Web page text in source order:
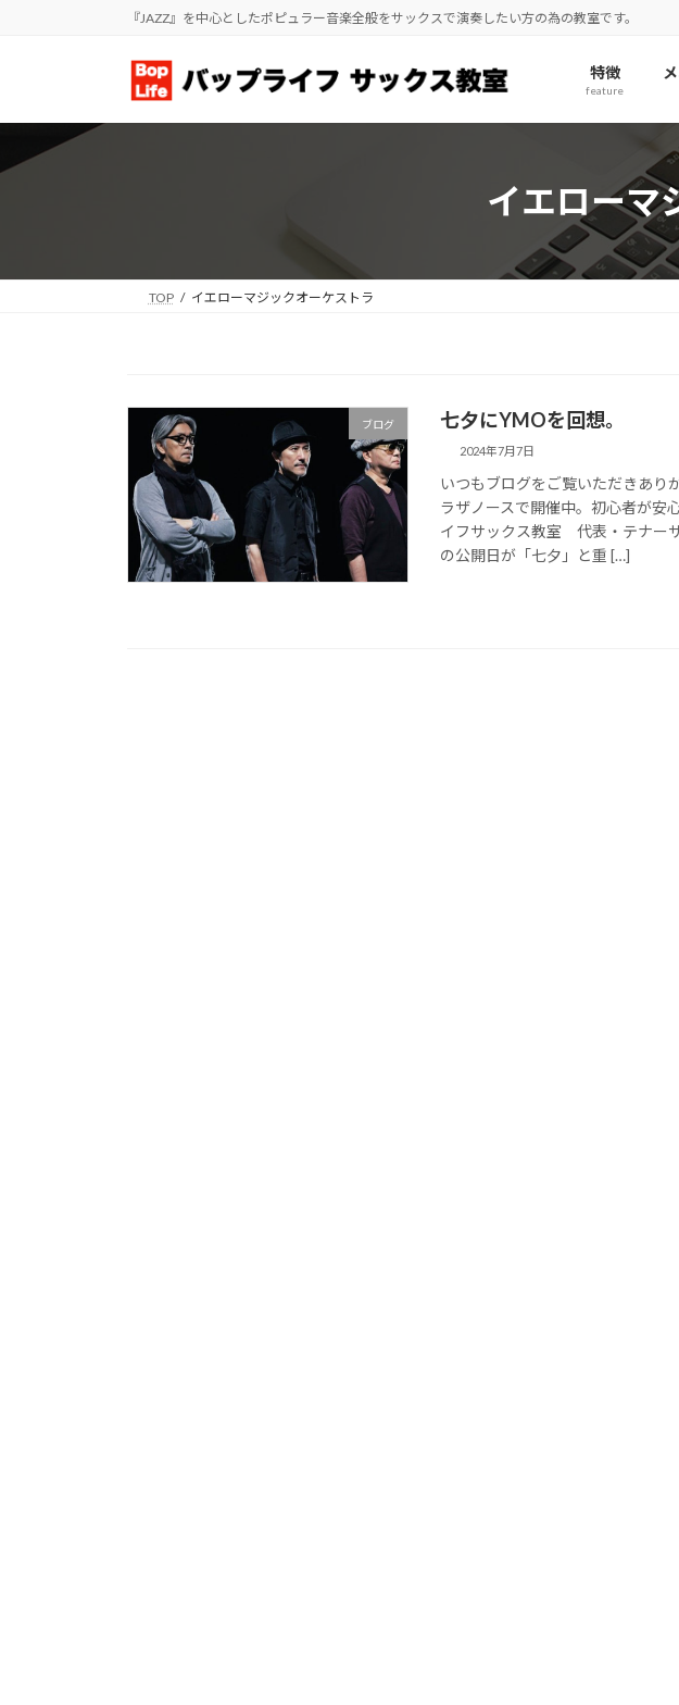
ス
ン
『JAZZ』を中心としたポピュラー音楽全般をサックスで演奏したい方の為の教室です。
特徴
feature
イエローマ
TOP イエローマジックオーケストラ
ブログ 七夕にYMOを回想。
2024年7月7日
いつもブログをご覧いただきあり
ラザノースで開催中。初心者が安
イフサックス教室 代表・テナー
の公開日が「七夕」と重 […]